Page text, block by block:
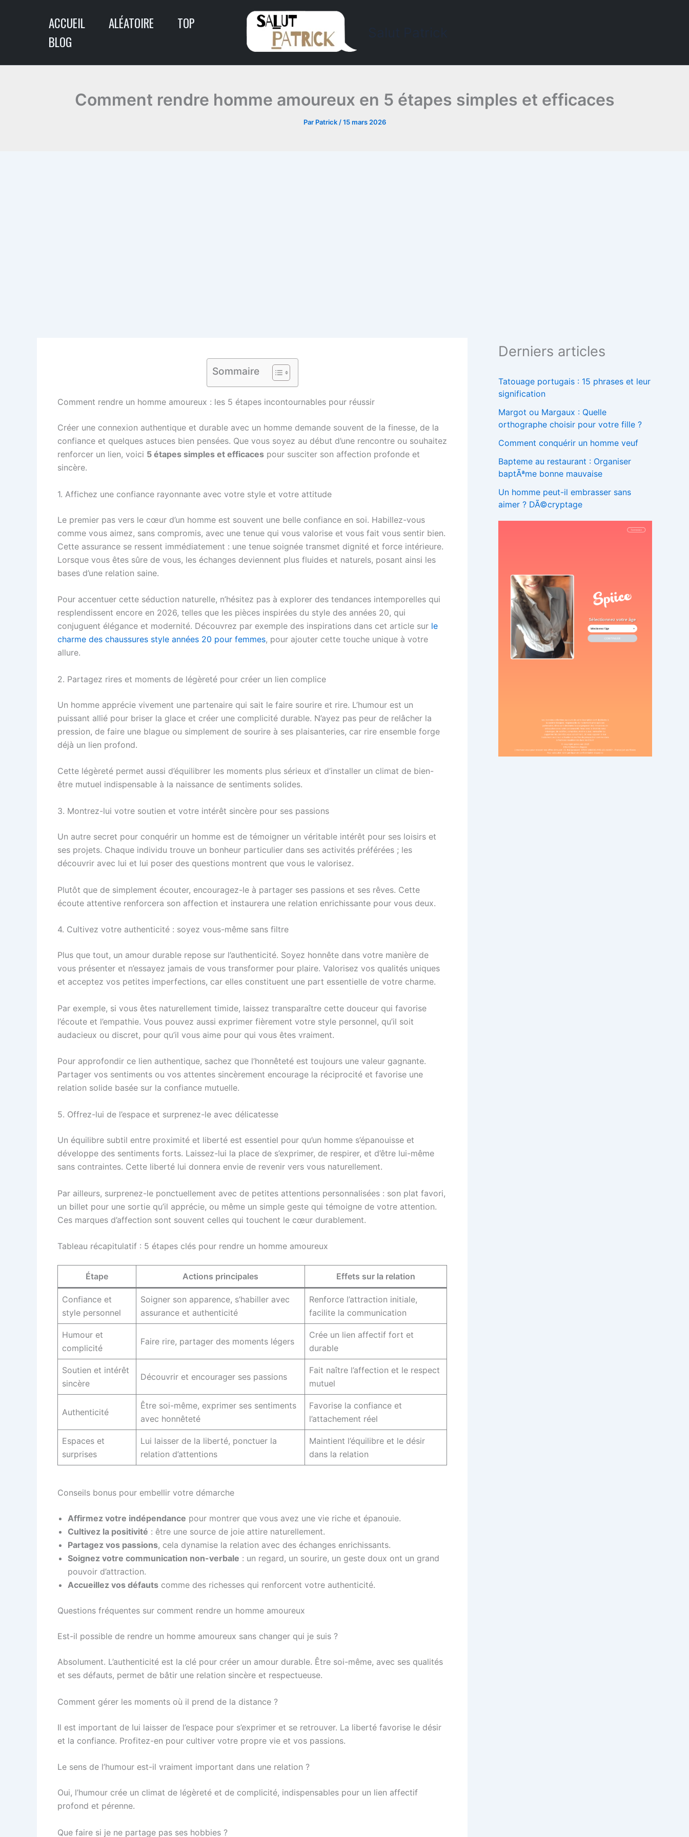
ACCUEIL ALÉATOIRE
TOP
BLOG
Comment rendre homme amoureux en 5 étapes simples et efficaces
Par Patrick /15 mars 2026
Sommaire
Comment rendre un homme amoureux : les 5 étapes incontournables pour réussir
Créer une connexion authentique et durable avec un homme demande souvent de la finesse, de la
confiance et quelques astuces bien pensées. Que vous soyez au début d’une rencontre ou souhaitez
renforcer un lien, voici 5 étapes simples et efficaces pour susciter son affection profonde et
sincère.
1. Affichez une confiance rayonnante avec votre style et votre attitude
Le premier pas vers le cœur d’un homme est souvent une belle confiance en soi. Habillez-vous
comme vous aimez, sans compromis, avec une tenue qui vous valorise et vous fait vous sentir bien.
Cette assurance se ressent immédiatement : une tenue soignée transmet dignité et force intérieure.
Lorsque vous êtes sûre de vous, les échanges deviennent plus fluides et naturels, posant ainsi les
bases d’une relation saine.
Pour accentuer cette séduction naturelle, n’hésitez pas à explorer des tendances intemporelles qui
resplendissent encore en 2026, telles que les pièces inspirées du style des années 20, qui
conjuguent élégance et modernité. Découvrez par exemple des inspirations dans cet article sur le
charme des chaussures style années 20 pour femmes, pour ajouter cette touche unique à votre
allure.
2. Partagez rires et moments de légèreté pour créer un lien complice
Un homme apprécie vivement une partenaire qui sait le faire sourire et rire. L’humour est un
puissant allié pour briser la glace et créer une complicité durable. N’ayez pas peur de relâcher la
pression, de faire une blague ou simplement de sourire à ses plaisanteries, car rire ensemble forge
déjà un lien profond.
Cette légèreté permet aussi d’équilibrer les moments plus sérieux et d’installer un climat de bien-
être mutuel indispensable à la naissance de sentiments solides.
3. Montrez-lui votre soutien et votre intérêt sincère pour ses passions
Un autre secret pour conquérir un homme est de témoigner un véritable intérêt pour ses loisirs et
ses projets. Chaque individu trouve un bonheur particulier dans ses activités préférées ; les
découvrir avec lui et lui poser des questions montrent que vous le valorisez.
Plutôt que de simplement écouter, encouragez-le à partager ses passions et ses rêves. Cette
écoute attentive renforcera son affection et instaurera une relation enrichissante pour vous deux.
4. Cultivez votre authenticité : soyez vous-même sans filtre
Plus que tout, un amour durable repose sur l’authenticité. Soyez honnête dans votre manière de
vous présenter et n’essayez jamais de vous transformer pour plaire. Valorisez vos qualités uniques
et acceptez vos petites imperfections, car elles constituent une part essentielle de votre charme.
Par exemple, si vous êtes naturellement timide, laissez transparaître cette douceur qui favorise
l’écoute et l’empathie. Vous pouvez aussi exprimer fièrement votre style personnel, qu’il soit
audacieux ou discret, pour qu’il vous aime pour qui vous êtes vraiment.
Pour approfondir ce lien authentique, sachez que l’honnêteté est toujours une valeur gagnante.
Partager vos sentiments ou vos attentes sincèrement encourage la réciprocité et favorise une
relation solide basée sur la confiance mutuelle.
5. Offrez-lui de l’espace et surprenez-le avec délicatesse
Un équilibre subtil entre proximité et liberté est essentiel pour qu’un homme s’épanouisse et
développe des sentiments forts. Laissez-lui la place de s’exprimer, de respirer, et d’être lui-même
sans contraintes. Cette liberté lui donnera envie de revenir vers vous naturellement.
Par ailleurs, surprenez-le ponctuellement avec de petites attentions personnalisées : son plat favori,
un billet pour une sortie qu’il apprécie, ou même un simple geste qui témoigne de votre attention.
Ces marques d’affection sont souvent celles qui touchent le cœur durablement.
Tableau récapitulatif : 5 étapes clés pour rendre un homme amoureux
Étape Actions principales Effets sur la relation
Confiance et
style personnel
Soigner son apparence, s’habiller avec
assurance et authenticité
Renforce l’attraction initiale,
facilite la communication
Humour et
complicité
Faire rire, partager des moments légers
Crée un lien affectif fort et
durable
Soutien et intérêt
sincère
Découvrir et encourager ses passions
Fait naître l’affection et le respect
mutuel
Authenticité
Être soi-même, exprimer ses sentiments
avec honnêteté
Favorise la confiance et
l’attachement réel
Espaces et
surprises
Lui laisser de la liberté, ponctuer la
relation d’attentions
Maintient l’équilibre et le désir
dans la relation
Conseils bonus pour embellir votre démarche
Affirmez votre indépendance pour montrer que vous avez une vie riche et épanouie.
Cultivez la positivité : être une source de joie attire naturellement.
Partagez vos passions, cela dynamise la relation avec des échanges enrichissants.
Soignez votre communication non-verbale : un regard, un sourire, un geste doux ont un grand
pouvoir d’attraction.
Accueillez vos défauts comme des richesses qui renforcent votre authenticité.
Questions fréquentes sur comment rendre un homme amoureux
Est-il possible de rendre un homme amoureux sans changer qui je suis ?
Absolument. L’authenticité est la clé pour créer un amour durable. Être soi-même, avec ses qualités
et ses défauts, permet de bâtir une relation sincère et respectueuse.
Comment gérer les moments où il prend de la distance ?
Il est important de lui laisser de l’espace pour s’exprimer et se retrouver. La liberté favorise le désir
et la confiance. Profitez-en pour cultiver votre propre vie et vos passions.
Le sens de l’humour est-il vraiment important dans une relation ?
Oui, l’humour crée un climat de légèreté et de complicité, indispensables pour un lien affectif
profond et pérenne.
Que faire si je ne partage pas ses hobbies ?
Derniers articles
Tatouage portugais : 15 phrases et leur
signification
Margot ou Margaux : Quelle
orthographe choisir pour votre fille ?
Comment conquérir un homme veuf
Bapteme au restaurant : Organiser
baptÃªme bonne mauvaise
Un homme peut-il embrasser sans
aimer ? DÃ©cryptage